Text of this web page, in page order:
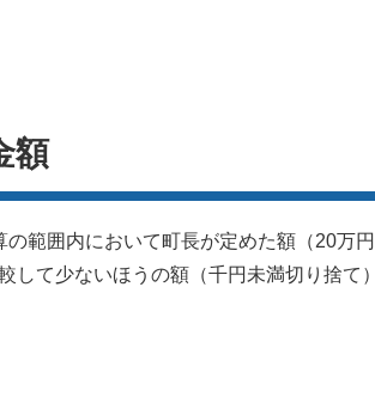
額
範囲内において町長が定めた額（20万
して少ないほうの額（千円未満切り捨て